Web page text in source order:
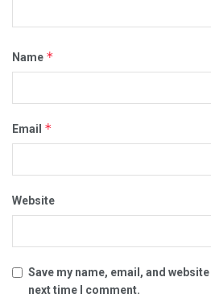
Name *
Email *
Website
Save my name, email, and
next time I comment.